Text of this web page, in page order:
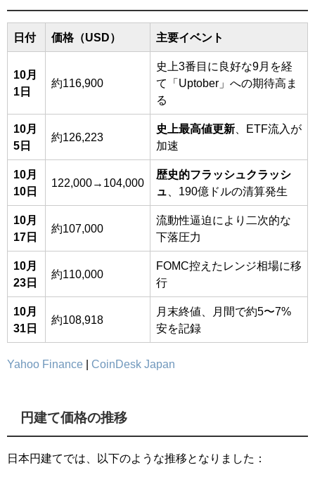
日付 価格（USD） 主要イベント
10月
1日
約116,900
史上3番目に良好な9月を経
て「Uptober」への期待高ま
る
10月
5日
約126,223
史上最高値更新 、ETF流入が
加速
10月
10日
122,000→104,000
歴史的フラッシュクラッシ
ュ
、190億ドルの清算発生
10月
17日
約107,000
流動性逼迫により二次的な
下落圧力
10月
23日
約110,000
FOMC控えたレンジ相場に移
行
10月
31日
約108,918
月末終値、月間で約5〜7%
安を記録
Yahoo Finance CoinDesk Japan
円建て価格の推移
日本円建てでは、以下のような推移となりました：